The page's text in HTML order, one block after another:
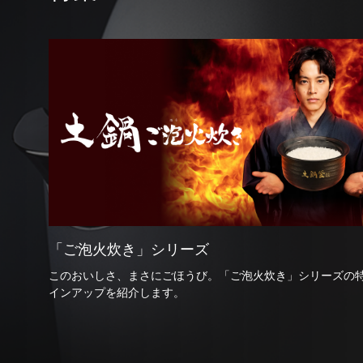
「ご泡火炊き」シリーズ
このおいしさ、まさにごほうび。「ご泡火炊き」シリーズの
インアップを紹介します。